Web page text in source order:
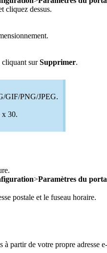
cliquez dessus.
cliquant surSupprimer.
GIF/PNG/JPEG.
x 30.
>Paramètres du
postale et le fuseau horaire.
partir de votre propre